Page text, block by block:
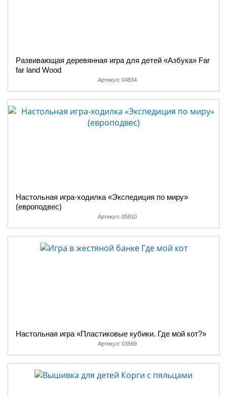
Развивающая деревянная игра для детей «Азбука» Far
far land Wood
Артикул: 04834
Настольная игра-ходилка «Экспедиция по миру»
(европодвес)
Артикул: 05810
Настольная игра «Пластиковые кубики. Где мой кот?»
Артикул: 03569